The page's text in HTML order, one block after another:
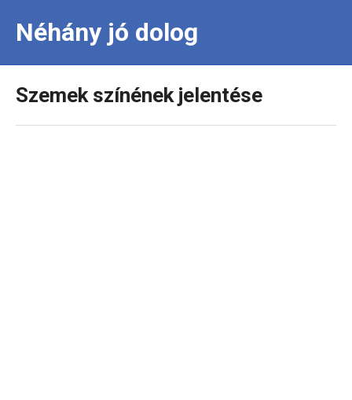
Néhány jó dolog
Szemek színének jelentése